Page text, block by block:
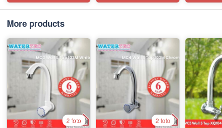
More products
2 foto 2 foto